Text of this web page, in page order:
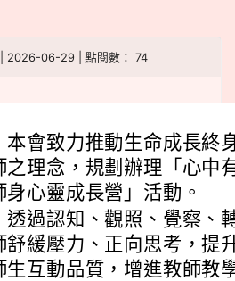
| 2026-06-29 | 點閱數： 74
本會致力推動生命成長終
之理念，規劃辦理「心中
身心靈成長營」活動。
透過認知、觀照、覺察、
舒緩壓力、正向思考，提
生互動品質，增進教師教